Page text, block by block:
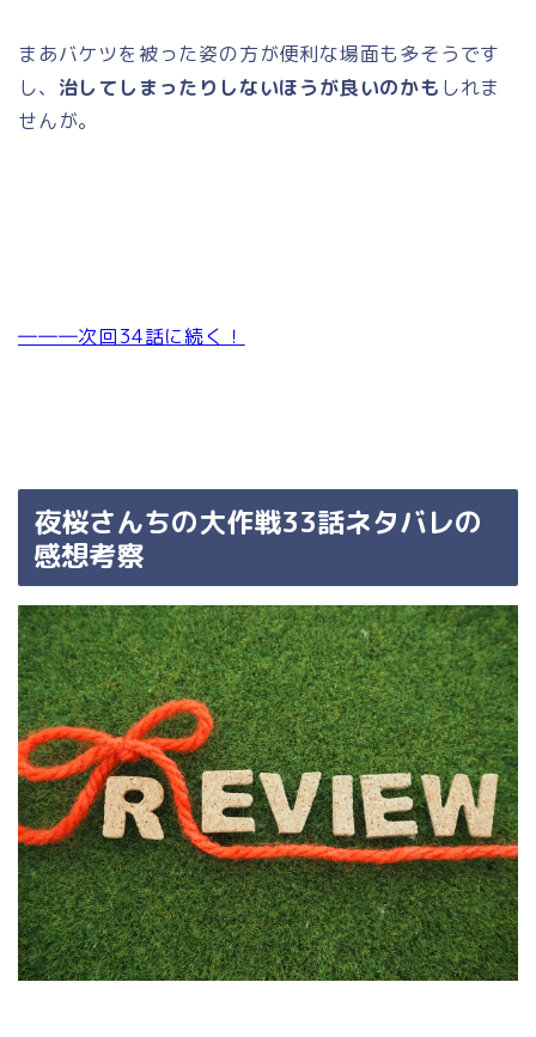
まあバケツを被った姿の方が便利な場面も多そうです
し、 治してしまったりしないほうが良いのかも しれま
せんが。
―――次回34話に続く！
夜桜さんちの大作戦33話ネタバレの
感想考察